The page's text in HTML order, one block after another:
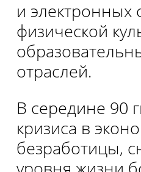
и электронных
физической
отраслей.
В середине 90
кризиса в
безработицы,